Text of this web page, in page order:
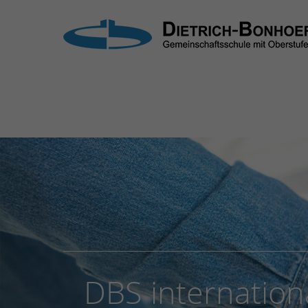
Login
Passwort
Anmelden
Register| Lost your password?
We
Mon -
DBS